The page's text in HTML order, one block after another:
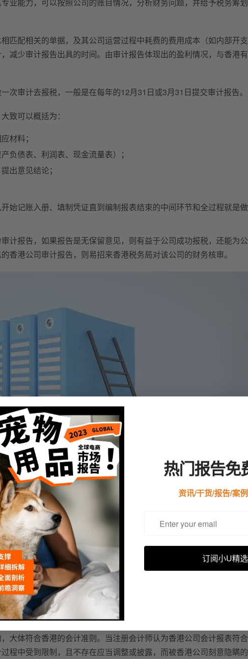
热门报告免
资讯/干货/报告/案
订阅小U精选
匹配相关的单据，及其公司运营过程中耗费的费用成本（如内部开
减少审计报告出具的时间。由审计报告体现出的盈利情况，与香港
次审计去报税，一般是在每年的12月31日或3月31日提交审计报告。
致可以概括为：
材料；
负债表、利润表、现金流量表）；
出意见结论；
始记账入册、填制凭证直到编制报表结束的中间环节和全过程就是做
计报告，如果报告是无保留意见，则有益于公司成功报税，还能为
香港公司审计报告，则易招来香港税务局对该公司的财务核审。
、会计师工会发出的香港会计准则、财务报告准则、以及审计准则
有专业的审计意见。
以下几类：
大体符合香港的会计准则。当注册会计师认为香港公司会计报表符
程中受到限制，且不存在应当调整或披露，而被香港公司刻意隐瞒